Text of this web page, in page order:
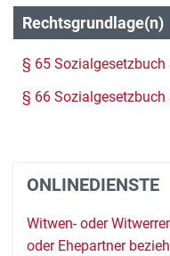
Rechtsgrundlage(n)
§ 65 Sozialgesetzbuch
§ 66 Sozialgesetzbuch
ONLINEDIENSTE
Witwen- oder
oder Ehepartner